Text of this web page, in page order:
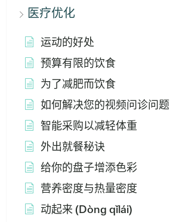
医疗优化
运动的好处
预算有限的饮食
为了减肥而饮食
如何解决您的视频问诊问题
智能采购以减轻体重
外出就餐秘诀
给你的盘子增添色彩
营养密度与热量密度
动起来 (Dòng qǐlái)